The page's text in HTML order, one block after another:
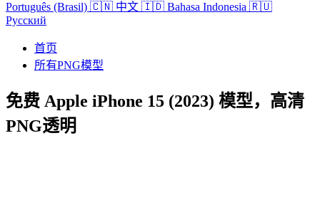
Português (Brasil) 🇨🇳 中文 🇮🇩 Bahasa Indonesia 🇷🇺
Русский
首页
所有PNG模型
免费 Apple iPhone 15 (2023) 模型，高清
PNG透明